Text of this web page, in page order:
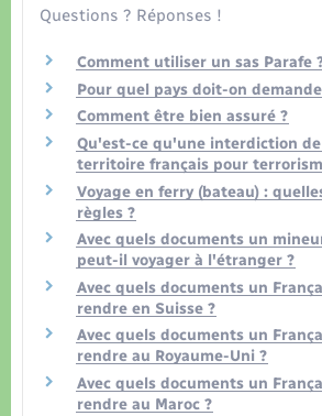
Organisation d’événement
Sécurité - Prévention
Commerces - Entreprises -
Voirie et espace public
Questions ? Réponses !
Comment utiliser un sas Parafe
Pour quel pays doit-on
Comment être bien assuré ?
Qu'est-ce qu'une interdiction
territoire français pour
Voyage en ferry (bateau) :
règles ?
Avec quels documents un
peut-il voyager à l'étranger ?
Avec quels documents un
rendre en Suisse ?
Avec quels documents un
rendre au Royaume-Uni ?
Avec quels documents un
rendre au Maroc ?